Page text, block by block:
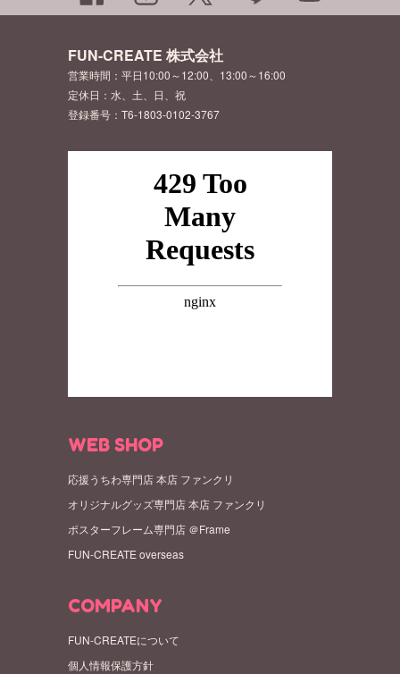
FUN-CREATE 株式会社
営業時間：平日10:00～12:00、13:00～16:00
定休日：水、土、日、祝
登録番号：T6-1803-0102-3767
WEB SHOP
応援うちわ専門店 本店 ファンクリ
オリジナルグッズ専門店 本店 ファンクリ
ポスターフレーム専門店 ＠Frame
FUN-CREATE overseas
COMPANY
FUN-CREATEについて
個人情報保護方針